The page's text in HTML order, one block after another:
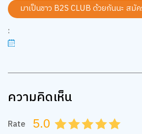
มาเป็นชาว B2S CLUB ด้วยกันนะ สมั
:
ความคิดเห็น
Rate 5.0 4.5
4.0
3.5
3.0
2.5
2.0
1.5
1.0
0.5